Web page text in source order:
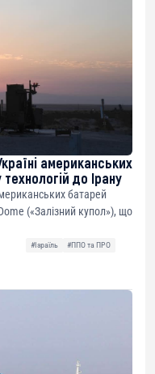
американських
до Ірану
батарей
(«Залізний купол»), що
#Ізраїль
#ППО та ПРО